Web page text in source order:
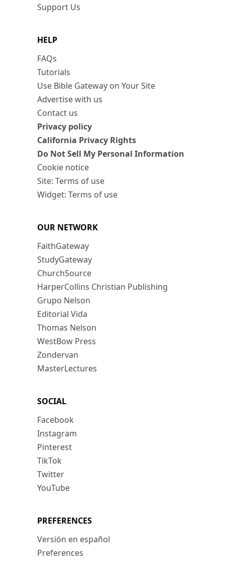
Support Us
HELP
FAQs
Tutorials
Use Bible Gateway on Your Site
Advertise with us
Contact us
Privacy policy
California Privacy Rights
Do Not Sell My Personal Information
Cookie notice
Site: Terms of use
Widget: Terms of use
OUR NETWORK
FaithGateway
StudyGateway
ChurchSource
HarperCollins Christian Publishing
Grupo Nelson
Editorial Vida
Thomas Nelson
WestBow Press
Zondervan
MasterLectures
SOCIAL
Facebook
Instagram
Pinterest
TikTok
Twitter
YouTube
PREFERENCES
Versión en español
Preferences